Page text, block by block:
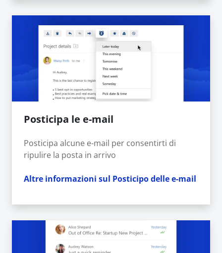
Posticipa le e-mail
Posticipa alcune e-mail per consentirti di
ripulire la posta in arrivo
Altre informazioni sul Posticipo delle e-mail